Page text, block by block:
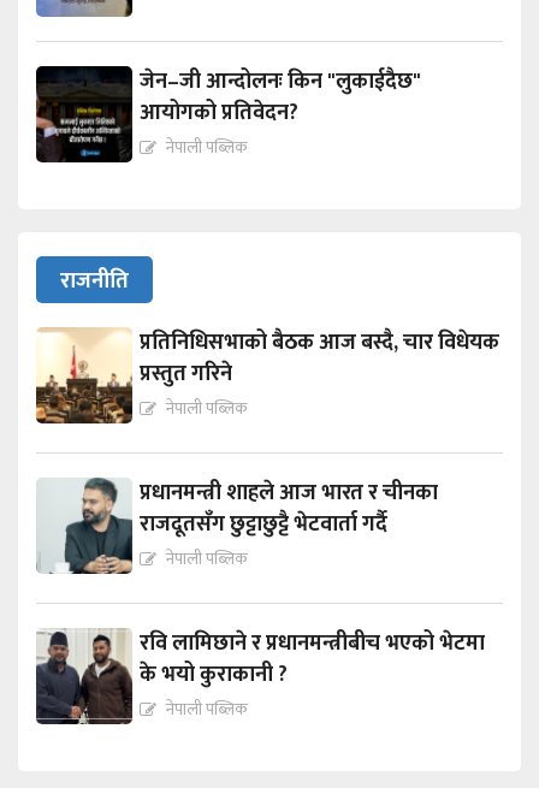
जेन–जी आन्दोलनः किन "लुकाईदैछ"
आयोगको प्रतिवेदन?
नेपाली पब्लिक
राजनीति
प्रतिनिधिसभाको बैठक आज बस्दै, चार विधेयक
प्रस्तुत गरिने
नेपाली पब्लिक
प्रधानमन्त्री शाहले आज भारत र चीनका
राजदूतसँग छुट्टाछुट्टै भेटवार्ता गर्दै
नेपाली पब्लिक
रवि लामिछाने र प्रधानमन्त्रीबीच भएको भेटमा
के भयो कुराकानी ?
नेपाली पब्लिक